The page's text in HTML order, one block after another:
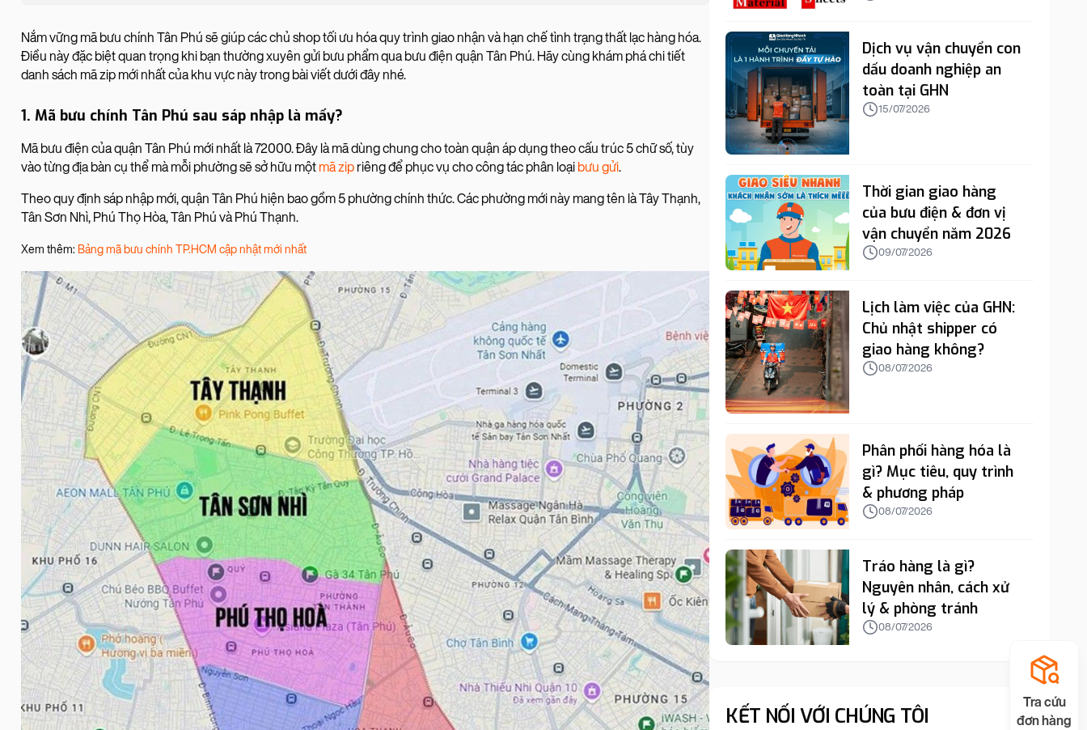
Nắm vững mã bưu chính Tân Phú sẽ giúp các chủ shop tối ưu hóa quy trình giao nhận và hạn chế tình trạng thất lạc hàng hóa.
Điều này đặc biệt quan trọng khi bạn thường xuyên gửi bưu phẩm qua bưu điện quận Tân Phú. Hãy cùng khám phá chi tiết
danh sách mã zip mới nhất của khu vực này trong bài viết dưới đây nhé.
1. Mã bưu chính Tân Phú sau sáp nhập là mấy?
Mã bưu điện của quận Tân Phú mới nhất là 72000. Đây là mã dùng chung cho toàn quận áp dụng theo cấu trúc 5 chữ số, tùy
vào từng địa bàn cụ thể mà mỗi phường sẽ sở hữu một mã zip riêng để phục vụ cho công tác phân loại bưu gửi.
Theo quy định sáp nhập mới, quận Tân Phú hiện bao gồm 5 phường chính thức. Các phường mới này mang tên là Tây Thạnh,
Tân Sơn Nhì, Phú Thọ Hòa, Tân Phú và Phú Thạnh.
Xem thêm: Bảng mã bưu chính TP.HCM cập nhật mới nhất
Dịch vụ vận chuyển con
dấu doanh nghiệp an
toàn tại GHN
15/07/2026
Thời gian giao hàng
của bưu điện & đơn vị
vận chuyển năm 2026
09/07/2026
Lịch làm việc của GHN:
Chủ nhật shipper có
giao hàng không?
08/07/2026
Phân phối hàng hóa là
gì? Mục tiêu, quy trình
& phương pháp
08/07/2026
Tráo hàng là gì?
Nguyên nhân, cách xử
lý & phòng tránh
08/07/2026
KẾT NỐI VỚI CHÚNG TÔI
Tra cứu
đơn hàng